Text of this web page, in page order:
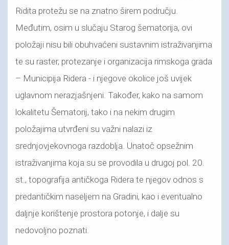
Ridita protežu se na znatno širem području.
Međutim, osim u slučaju Starog šematorija, ovi
položaji nisu bili obuhvaćeni sustavnim istraživanjima
te su raster, protezanje i organizacija rimskoga grada
– Municipija Ridera - i njegove okolice još uvijek
uglavnom nerazjašnjeni. Također, kako na samom
lokalitetu Šematorij, tako i na nekim drugim
položajima utvrđeni su važni nalazi iz
srednjovjekovnoga razdoblja. Unatoč opsežnim
istraživanjima koja su se provodila u drugoj pol. 20.
st., topografija antičkoga Ridera te njegov odnos s
predantičkim naseljem na Gradini, kao i eventualno
daljnje korištenje prostora potonje, i dalje su
nedovoljno poznati.